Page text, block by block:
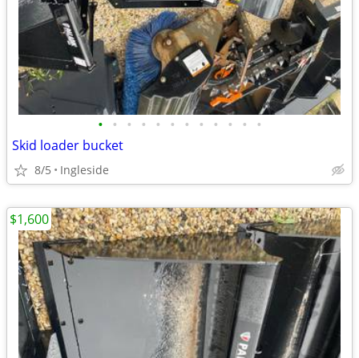
• • • • • • • • • • • •
Skid loader bucket
8/5 Ingleside
$1,600